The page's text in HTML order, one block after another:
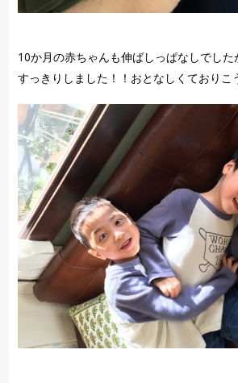
10か月の赤ちゃんも伸ばしっぱなしでし
すっきりしました！！おとなしくており